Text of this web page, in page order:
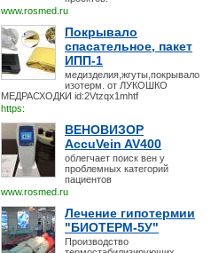
www.rosmed.ru
Покрывало
спасательное, пакет
ИПП-1
медизделия,жгуты,покрывало
изотерм. от ЛУКОШКО
МЕДРАСХОДКИ id:2Vtzqx1mhtf
https:
ВЕНОВИЗОР
AccuVein AV400
облегчает поиск вен у
проблемных категорий
пациентов
www.rosmed.ru
Лечение гипотермии
"БИОТЕРМ-5У"
Производство